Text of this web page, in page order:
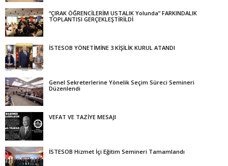
“ÇIRAK ÖĞRENCİLERİM USTALIK Yolunda” FARKINDALIK
TOPLANTISI GERÇEKLEŞTİRİLDİ
İSTESOB YÖNETİMİNE 3 KİŞİLİK KURUL ATANDI
Genel Sekreterlerine Yönelik Seçim Süreci Semineri
Düzenlendi
VEFAT VE TAZİYE MESAJI
İSTESOB Hizmet İçi Eğitim Semineri Tamamlandı